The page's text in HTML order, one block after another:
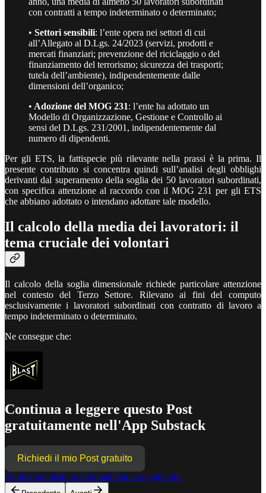
con contratti a tempo indeterminato o determinato;
• Settori sensibili: l’ente opera nei settori di cui
all’Allegato al D.Lgs. 24/2023 (servizi, prodotti e
mercati finanziari; prevenzione del riciclaggio o del
finanziamento del terrorismo; sicurezza dei trasporti;
tutela dell’ambiente), indipendentemente dalle
dimensioni dell’organico;
• Adozione del MOG 231: l’ente ha adottato un
Modello di Organizzazione, Gestione e Controllo ai
sensi del D.Lgs. 231/2001, indipendentemente dal
numero di dipendenti.
Per gli ETS, la fattispecie più rilevante nella prassi è la prima. Il
presente contributo si concentra quindi sull’analisi degli obblighi
derivanti dal superamento della soglia dei 50 lavoratori subordinati,
con specifica attenzione al raccordo con il MOG 231 per gli ETS
che abbiano adottato o intendano adottare tale modello.
Il calcolo della media dei lavoratori: il
tema cruciale dei volontari
Il calcolo della soglia dimensionale richiede particolare attenzione
nel contesto del Terzo Settore. Rilevano ai fini del computo
esclusivamente i lavoratori subordinati con contratto di lavoro a
tempo indeterminato o determinato.
Ne consegue che:
Continua a leggere questo Post
gratuitamente nell'App Substack
Richiedi il mio Post gratuito
Oppure acquista un abbonamento a pagamento.